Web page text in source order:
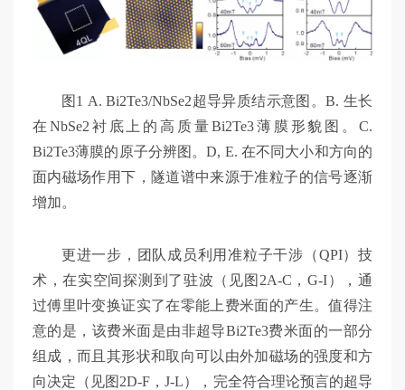
图1 A. Bi2Te3/NbSe2超导异质结示意图。B. 生长
在NbSe2衬底上的高质量Bi2Te3薄膜形貌图。C.
Bi2Te3薄膜的原子分辨图。D, E. 在不同大小和方向的
面内磁场作用下，隧道谱中来源于准粒子的信号逐渐
增加。
更进一步，团队成员利用准粒子干涉（QPI）技
术，在实空间探测到了驻波（见图2A-C，G-I），通
过傅里叶变换证实了在零能上费米面的产生。值得注
意的是，该费米面是由非超导Bi2Te3费米面的一部分
组成，而且其形状和取向可以由外加磁场的强度和方
向决定（见图2D-F，J-L），完全符合理论预言的超导